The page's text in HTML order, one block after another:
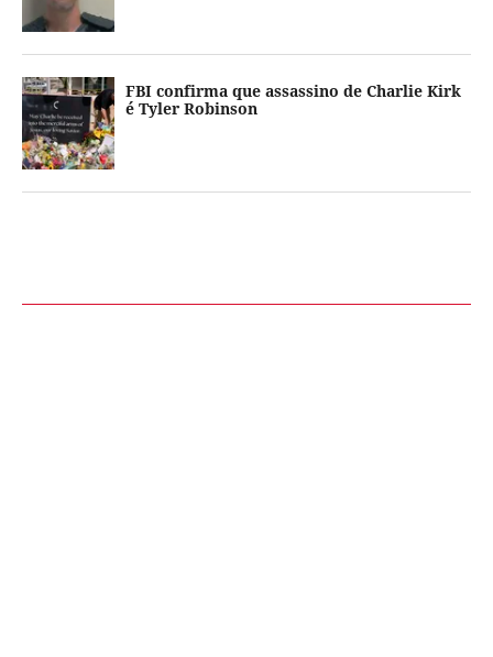
FBI confirma que assassino de Charlie Kirk
é Tyler Robinson